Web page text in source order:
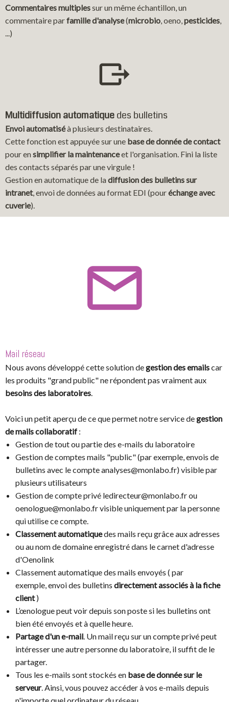
Commentaires multiplessur un même échantillon, un
commentaire parfamille d'analyse(microbio, oeno,pesticides,
...)
Multidiffusion automatiquedes bulletins
Envoi automatiséà plusieurs destinataires.
Cette fonction est appuyée sur une base de donnée de contact
pour ensimplifier la maintenanceet l'organisation. Fini la liste
des contacts séparés par une virgule !
Gestion en automatique de ladiffusion des bulletins sur
intranet, envoi de données au format EDI (pouréchange avec
cuverie).
Mail réseau
Nous avons développé cette solution degestion des emailscar
les produits "grand public" ne répondent pas vraiment aux
besoins des laboratoires.
Voici un petit aperçu de ce que permet notre service degestion
de mails collaboratif :
Gestion de tout ou partie des e-mails du laboratoire
Gestion de comptes mails "public" (par exemple, envois de
bulletins avec le compte analyses@monlabo.fr) visible par
plusieurs utilisateurs
Gestion de compte privé ledirecteur@monlabo.fr ou
oenologue@monlabo.fr visible uniquement par la personne
qui utilise ce compte.
Classement automatiquedes mails reçu grâce aux adresses
ou au nom de domaine enregistré dans le carnet d'adresse
d'Oenolink
Classement automatique des mails envoyés ( par
exemple, envoi des bulletins directement associés à la fiche
client)
L’œnologue peut voir depuis son poste si les bulletins ont
bien été envoyés et à quelle heure.
Partage d'un e-mail. Un mail reçu sur un compte privé peut
intéresser une autre personne du laboratoire, il suffit de le
partager.
Tous les e-mails sont stockés en base de donnée sur le
serveur. Ainsi, vous pouvez accéder à vos e-mails depuis